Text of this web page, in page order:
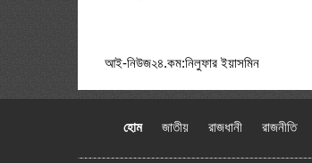
আই-নিউজ২৪.কম:নিলুফার ইয়াসমিন
হোম জাতীয় রাজধানী রাজনীতি